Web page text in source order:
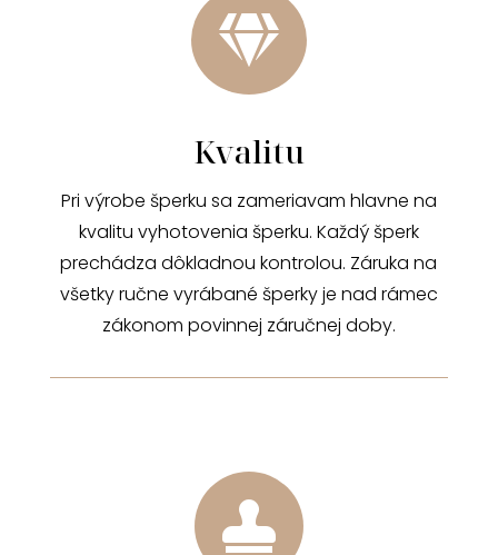

Kvalitu
Pri výrobe šperku sa zameriavam hlavne na
kvalitu vyhotovenia šperku. Každý šperk
prechádza dôkladnou kontrolou. Záruka na
všetky ručne vyrábané šperky je nad rámec
zákonom povinnej záručnej doby.
